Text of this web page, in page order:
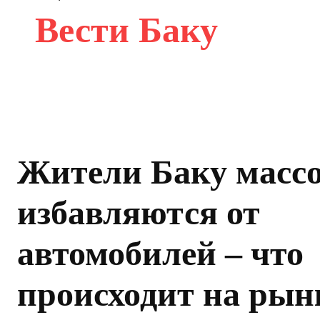
Вести Баку
Жители Баку
избавляются от
автомобилей – что
происходит на